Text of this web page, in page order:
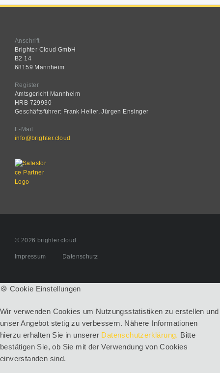
Anschrift
Brighter Cloud GmbH
B2 14
68159 Mannheim
Register
Amtsgericht Mannheim
HRB 729930
Geschäftsführer: Frank Heller, Jürgen Ensinger
E-Mail
info@brighter.cloud
© 2026 brighter.cloud
Impressum Datenschutz
🍪 Cookie Einstellungen
Wir verwenden Cookies um Nutzungsstatistiken zu erstellen und
unser Angebot stetig zu verbessern. Nähere Informationen
hierzu erhalten Sie in unserer Datenschutzerklärung. Bitte
bestätigen Sie, ob Sie mit der Verwendung von Cookies
einverstanden sind.